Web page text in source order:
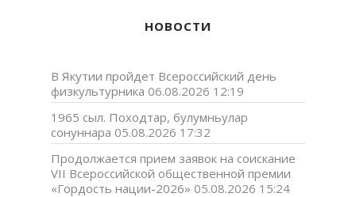
НОВОСТИ
В Якутии пройдет Всероссийский день
физкультурника 06.08.2026 12:19
1965 сыл. Походтар, булумньулар
сонуннара 05.08.2026 17:32
Продолжается прием заявок на соискание
VII Всероссийской общественной премии
«Гордость нации-2026» 05.08.2026 15:24